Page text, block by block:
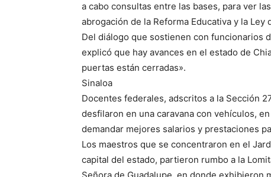
a cabo consultas entre las bases, para ver
abrogación de la Reforma Educativa y la Ley
Del diálogo que sostienen con funcionarios
explicó que hay avances en el estado de
puertas están cerradas».
Sinaloa
Docentes federales, adscritos a la Sección
desfilaron en una caravana con vehículos,
demandar mejores salarios y prestaciones
Los maestros que se concentraron en el
capital del estado, partieron rumbo a la